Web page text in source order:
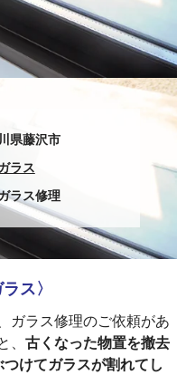
県藤沢市
ラス
ラス修理
ス〉
ガラス修理のご依頼があ
、 古くなった物置を撤去
けてガラスが割れてし